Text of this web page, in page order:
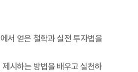
서 얻은 철학과 실전 투자법을
시하는 방법을 배우고 실천하